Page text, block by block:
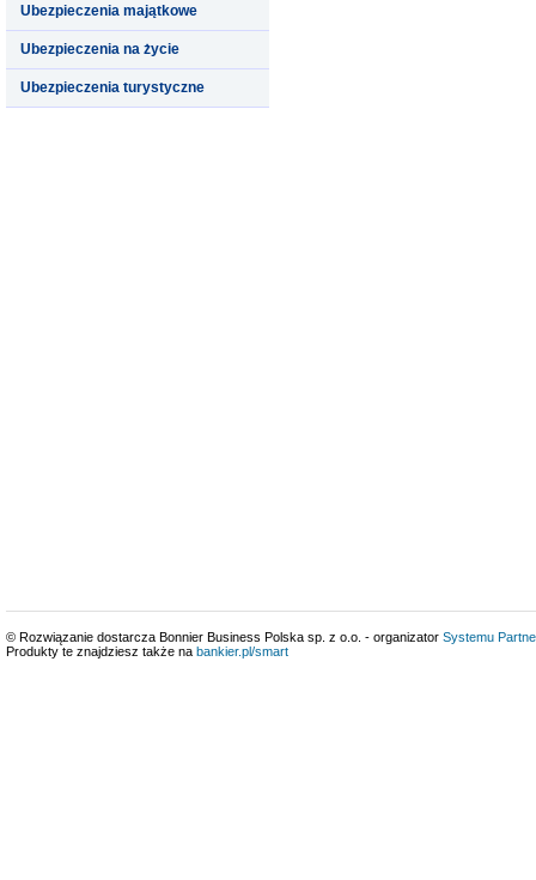
Ubezpieczenia majątkowe
Ubezpieczenia na życie
Ubezpieczenia turystyczne
© Rozwiązanie dostarcza Bonnier Business Polska sp. z o.o. - organizator Systemu
Produkty te znajdziesz także na bankier.pl/smart